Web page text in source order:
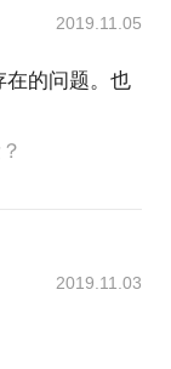
2019.11.05
在的问题。也
2019.11.03